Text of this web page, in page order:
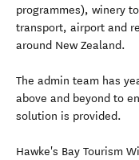
programmes), winery
transport, airport and
around New Zealand.
The admin team has
above and beyond to
solution is provided.
Hawke's Bay Tourism